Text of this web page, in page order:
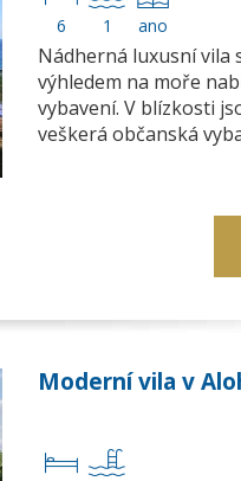
6 1 ano
Nádherná luxusní vila
výhledem na moře
vybavení. V blízkosti
veškerá občanská
Moderní vila v